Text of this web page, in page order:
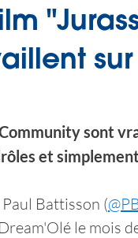
sur
sont
et
Battisson (
le mois